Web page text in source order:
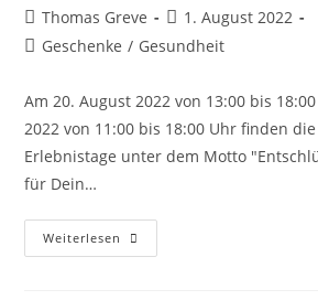
Beitrags-
Autor:
Thomas Greve
Beitrag
veröffentlicht:
1. August 2022
Beitrags-
Geschenke / Gesundheit
Am 20. August 2022 von 13:00 bis
2022 von 11:00 bis 18:00 Uhr finden
Erlebnistage unter dem Motto
für Dein…
Weiterlesen Hurra,
Ich